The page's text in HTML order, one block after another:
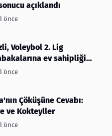
açıklandı
önce
Voleybol 2. Lig
ev sahipliği
önce
Çöküşüne Cevabı:
ve Kokteyller
önce